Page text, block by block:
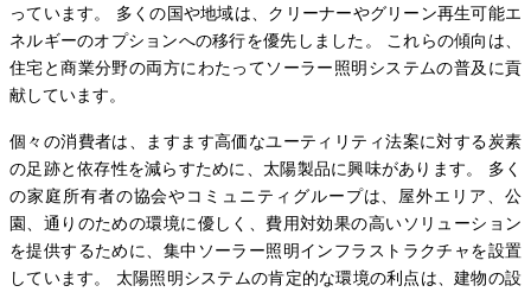
っています。 多くの国や地域は、クリーナーやグリーン再生可能エ
ネルギーのオプションへの移行を優先しました。 これらの傾向は、
住宅と商業分野の両方にわたってソーラー照明システムの普及に貢
献しています。
個々の消費者は、ますます高価なユーティリティ法案に対する炭素
の足跡と依存性を減らすために、太陽製品に興味があります。 多く
の家庭所有者の協会やコミュニティグループは、屋外エリア、公
園、通りのための環境に優しく、費用対効果の高いソリューション
を提供するために、集中ソーラー照明インフラストラクチャを設置
しています。 太陽照明システムの肯定的な環境の利点は、建物の設